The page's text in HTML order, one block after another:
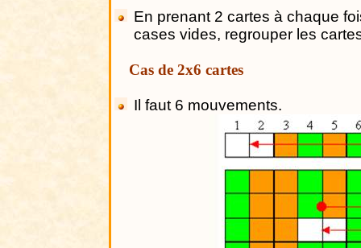
En prenant 2 cartes à chaque
cases vides, regrouper les
Cas de 2x6 cartes
Il faut 6 mouvements.